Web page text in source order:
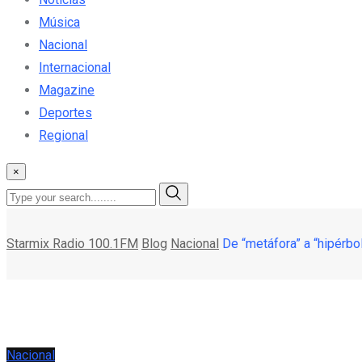
Música
Nacional
Internacional
Magazine
Deportes
Regional
×
Starmix Radio 100.1FM Blog Nacional De “metáfora” a
Nacional